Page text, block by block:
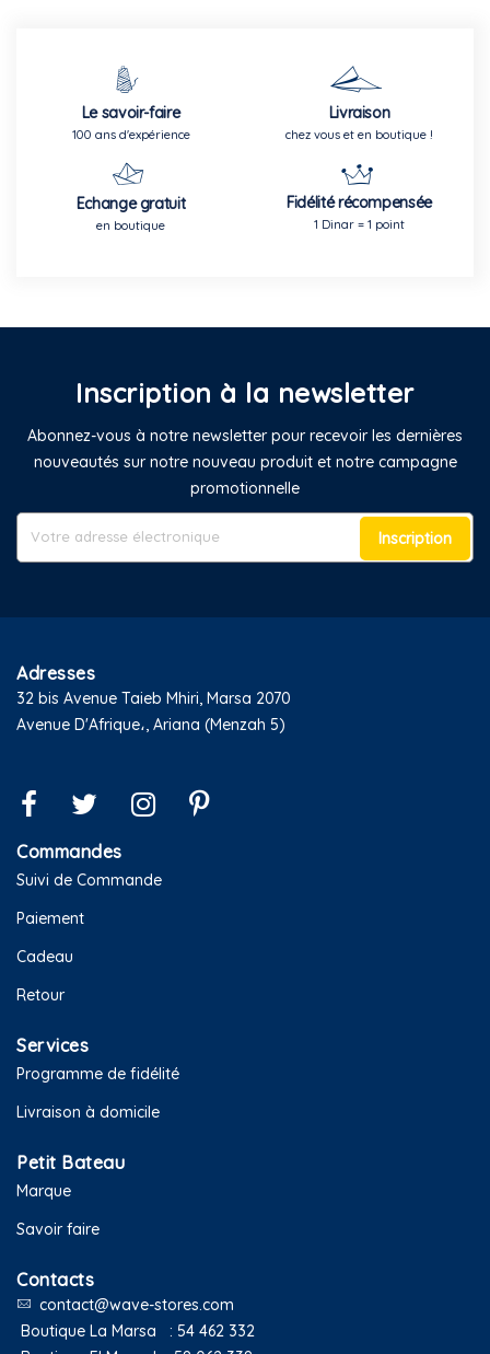
Le savoir-faire
100 ans d'expérience
Livraison
chez vous et en boutique !
Echange gratuit
en boutique
Fidélité récompensée
1 Dinar = 1 point
Inscription à la newsletter
Abonnez-vous à notre newsletter pour recevoir les dernières
nouveautés sur notre nouveau produit et notre campagne
promotionnelle
Inscription
Adresses
32 bis Avenue Taieb Mhiri, Marsa 2070
Avenue D'Afrique،, Ariana (Menzah 5)
Commandes
Suivi de Commande
Paiement
Cadeau
Retour
Services
Programme de fidélité
Livraison à domicile
Petit Bateau
Marque
Savoir faire
Contacts
contact@wave-stores.com
Boutique La Marsa : 54 462 332